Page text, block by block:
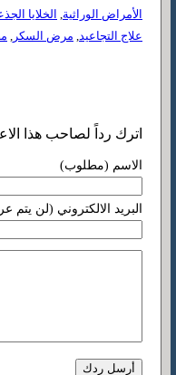
الأمراض الوراثية, الخلايا
علاج التجاعيد, مرض السكر ,
اترك رداً لصاحب هذا
الاسم (مطلوب)
البريد الالكتروني (لن